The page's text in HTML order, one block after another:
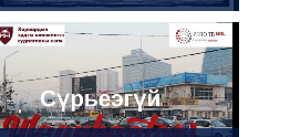
мэдээлэл ямар үүрэгтэй вэ?